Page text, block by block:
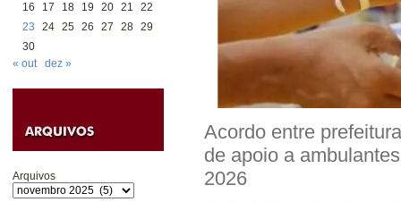
16
17 18 19 20 21
22
23
24 25 26 27 28 29
30
« out
dez »
Arquivos
Acordo entre
de apoio a
2026